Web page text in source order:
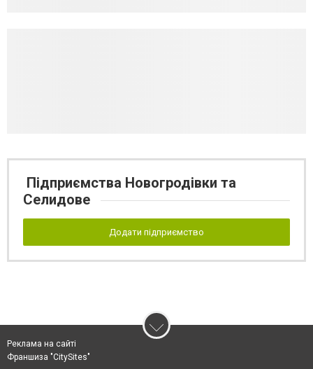
Підприємства Новогродівки та
Селидове
Додати підприємство
Реклама на сайті
Франшиза "CitySites"